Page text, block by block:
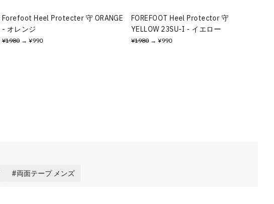
Forefoot Heel Protecter 守 ORANGE
- オレンジ
¥1980 → ¥990
FOREFOOT Heel Protector 守
YELLOW 23SU-I - イエロー
¥1980 → ¥990
両面テープ メンズ